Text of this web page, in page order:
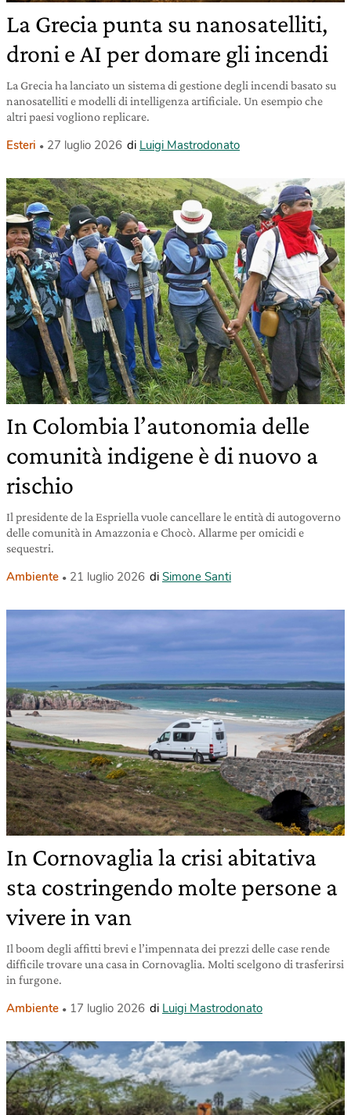
La Grecia punta su nanosatelliti,
droni e AI per domare gli incendi
La Grecia ha lanciato un sistema di gestione degli incendi basato su
nanosatelliti e modelli di intelligenza artificiale. Un esempio che
altri paesi vogliono replicare.
Esteri 27 luglio 2026 di Luigi Mastrodonato
In Colombia l’autonomia delle
comunità indigene è di nuovo a
rischio
Il presidente de la Espriella vuole cancellare le entità di autogoverno
delle comunità in Amazzonia e Chocò. Allarme per omicidi e
sequestri.
Ambiente 21 luglio 2026 di Simone Santi
In Cornovaglia la crisi abitativa
sta costringendo molte persone a
vivere in van
Il boom degli affitti brevi e l’impennata dei prezzi delle case rende
difficile trovare una casa in Cornovaglia. Molti scelgono di trasferirsi
in furgone.
Ambiente 17 luglio 2026 di Luigi Mastrodonato